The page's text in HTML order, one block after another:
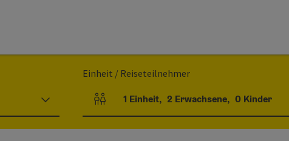
Einheit / Reiseteilnehmer
Einheitenanzahl und Personenfelder
1 Einheit, 2 Erwachsene, 0 Kinder